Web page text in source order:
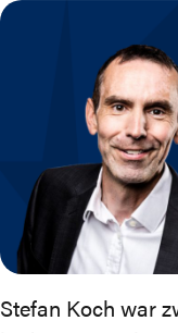
Stefan Koch war